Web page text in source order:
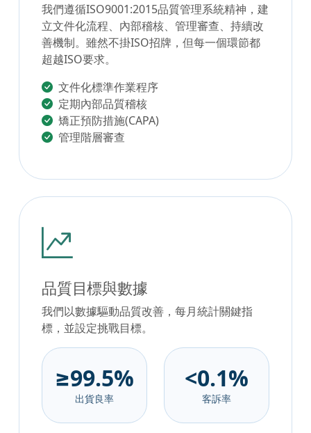
我們遵循ISO9001:2015品質管理系統精神，建
立文件化流程、內部稽核、管理審查、持續改
善機制。雖然不掛ISO招牌，但每一個環節都
超越ISO要求。
文件化標準作業程序
定期內部品質稽核
矯正預防措施(CAPA)
管理階層審查
品質目標與數據
我們以數據驅動品質改善，每月統計關鍵指
標，並設定挑戰目標。
≥99.5%
出貨良率
<0.1%
客訴率